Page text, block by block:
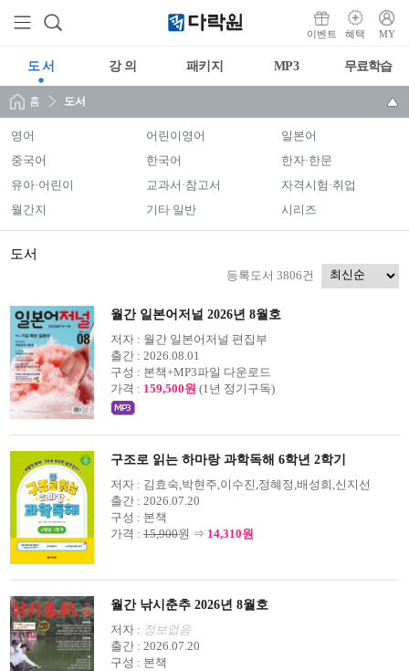
이벤트 혜택 MY
도 서 강 의 패키지 MP3 무료학습
홈 도서
영어 어린이영어
일본어
중국어
한국어
한자·한문
유아·어린이
교과서·참고서
자격시험·취업
월간지
기타 일반 시리즈
도서
등록도서 3806건
월간 일본어저널 2026년 8월호
저자 : 월간 일본어저널 편집부
출간 : 2026.08.01
구성 : 본책+MP3파일 다운로드
가격 : 159,500원 (1년 정기구독)
구조로 읽는 하마랑 과학독해 6학년 2학기
저자 : 김효숙,박현주,이수진,정혜정,배성희,신지선
출간 : 2026.07.20
구성 : 본책
가격 : 15,900원 ⇒ 14,310원
월간 낚시춘추 2026년 8월호
저자 : 정보없음
출간 : 2026.07.20
구성 : 본책